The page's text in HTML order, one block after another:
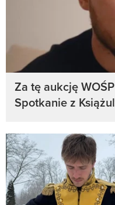
Za tę aukcję
Spotkanie z